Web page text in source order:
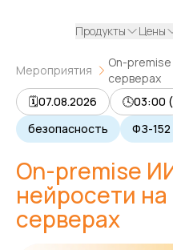
Продукты Цены
Мероприятия
On-
серверах
🗓07.08.2026 🕓03:00
безопасность
ФЗ-152
On-premise
нейросети
серверах